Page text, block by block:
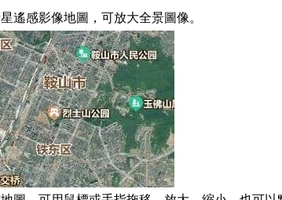
遙感影像地圖，可放大全景圖像。